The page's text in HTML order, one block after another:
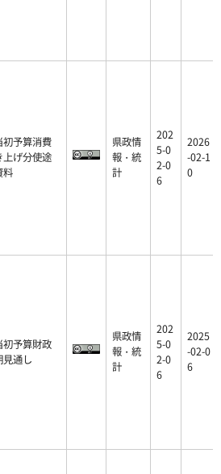
初予算消費
上げ分使途
料
県政情
報・統
計
202
5-0
2-0
6
2026
-02-1
0
初予算財政
見通し
県政情
報・統
計
202
5-0
2-0
6
2025
-02-0
6